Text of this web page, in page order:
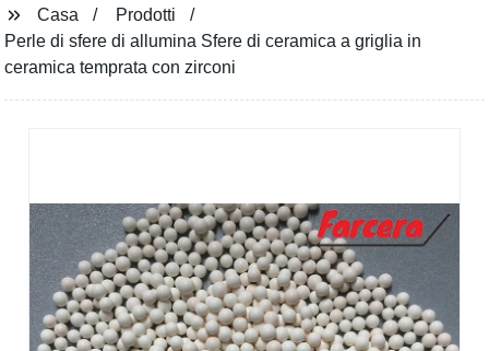
Casa
Prodotti
Perle di sfere di allumina Sfere di ceramica a griglia in
ceramica temprata con zirconi